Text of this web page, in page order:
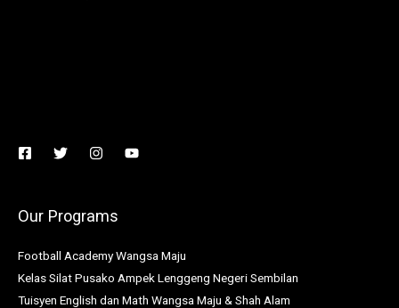
Our Programs
Football Academy Wangsa Maju
Kelas Silat Pusako Ampek Lenggeng Negeri Sembilan
Tuisyen English dan Math Wangsa Maju & Shah Alam